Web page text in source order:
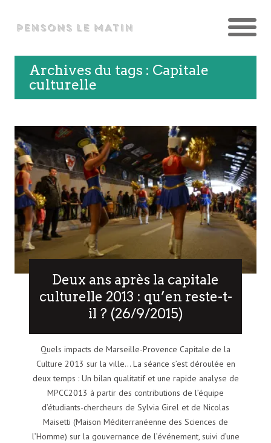
Archives du tags : Capitale
culturelle
Deux ans après la capitale
culturelle 2013 : qu’en reste-t-
il ? (26/9/2015)
Quels impacts de Marseille-Provence Capitale de la
Culture 2013 sur la ville… La séance s’est déroulée en
deux temps : Un bilan qualitatif et une rapide analyse de
MPCC2013 à partir des contributions de l’équipe
d’étudiants-chercheurs de Sylvia Girel et de Nicolas
Maisetti (Maison Méditerranéenne des Sciences de
l’Homme) sur la gouvernance de l’événement, suivi d’une